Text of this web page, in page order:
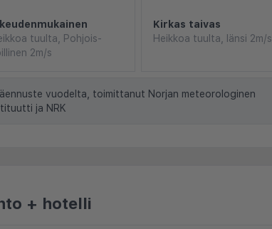
tuulta, Pohjois-
2m/s
Kirkas taivas
Heikkoa tuulta, länsi 2m/s
vuodelta, toimittanut Norjan meteorologinen
ja NRK
+ hotelli